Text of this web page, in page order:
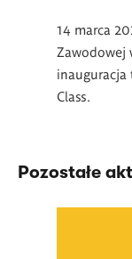
14 marca
Zawodowej
inauguracja
Class.
Pozostałe